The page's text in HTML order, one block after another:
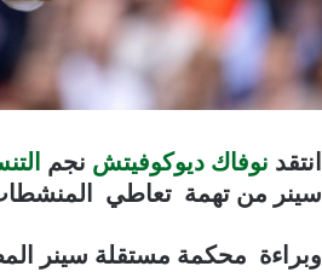
انتقد نوفاك ديوكوفيتش نجم
سينر من تهمة تعاطي
وبراءة محكمة مستقلة سينر